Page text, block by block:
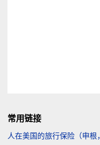
常用链接
人在美国的旅行保险（申根